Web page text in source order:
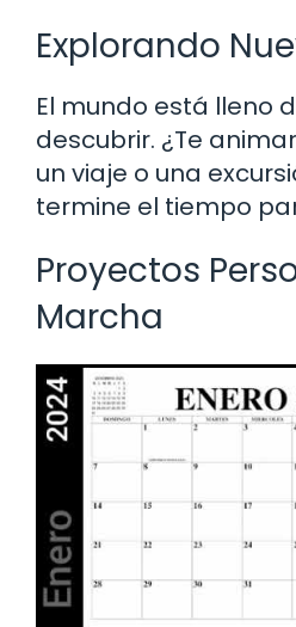
Explorando
El mundo está lleno
descubrir. ¿Te
un viaje o una
termine el tiempo
Proyectos
Marcha